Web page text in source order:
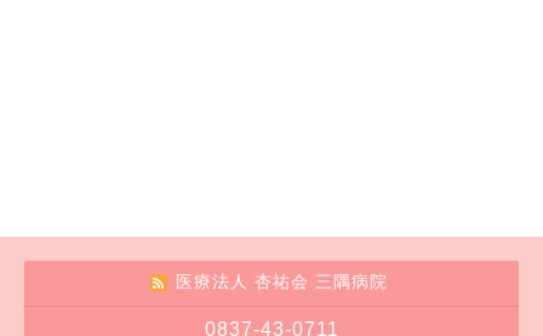
医療法人 杏祐会 三隅病院
0837-43-0711